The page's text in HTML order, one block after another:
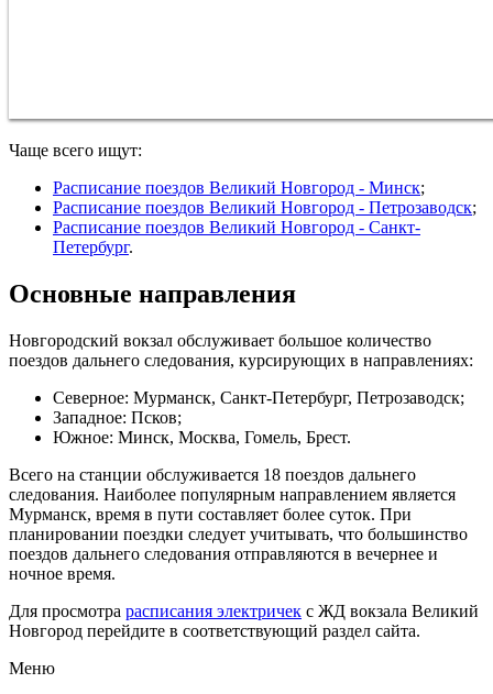
Чаще всего ищут:
Расписание поездов Великий Новгород - Минск;
Расписание поездов Великий Новгород - Петрозаводск;
Расписание поездов Великий Новгород - Санкт-
Петербург.
Основные направления
Новгородский вокзал обслуживает большое количество
поездов дальнего следования, курсирующих в направлениях:
Северное: Мурманск, Санкт-Петербург, Петрозаводск;
Западное: Псков;
Южное: Минск, Москва, Гомель, Брест.
Всего на станции обслуживается 18 поездов дальнего
следования. Наиболее популярным направлением является
Мурманск, время в пути составляет более суток. При
планировании поездки следует учитывать, что большинство
поездов дальнего следования отправляются в вечернее и
ночное время.
Для просмотра расписания электричек с ЖД вокзала Великий
Новгород перейдите в соответствующий раздел сайта.
Меню